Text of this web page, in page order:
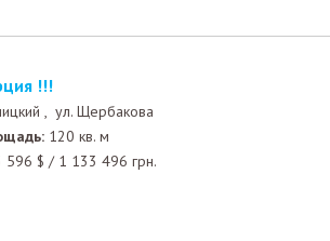
!!!
, ул. Щербакова
120 кв. м
596 $ / 1 133 496 грн.